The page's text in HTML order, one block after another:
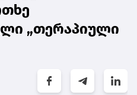
„თერაპიული